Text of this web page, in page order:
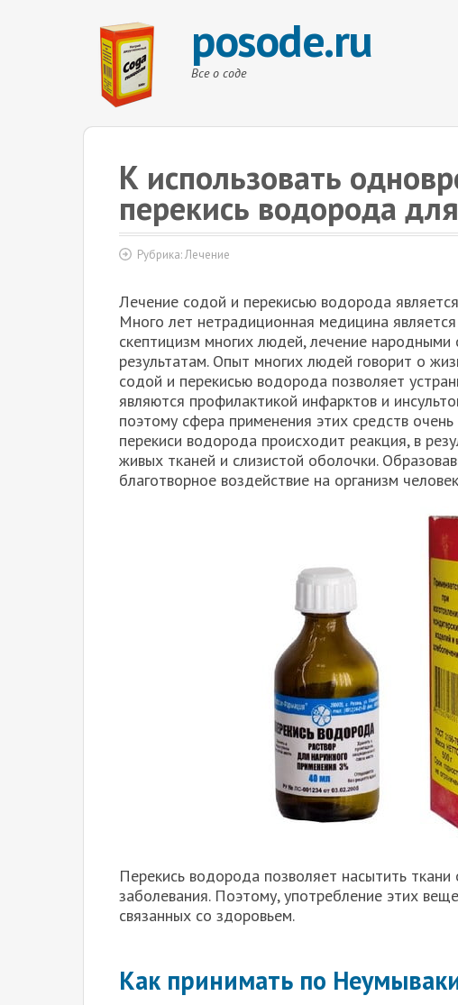
posode.ru
Все о соде
К использовать
перекись водорода
Рубрика:Лечение
Лечение содой и перекисью водорода
Много лет нетрадиционная медицина
скептицизм многих людей, лечение
результатам. Опыт многих людей говорит о
содой и перекисью водорода позволяет
являются профилактикой инфарктов и
поэтому сфера применения этих средств
перекиси водорода происходит реакция, в
живых тканей и слизистой оболочки.
благотворное воздействие на организм
Перекись водорода позволяет насытить
заболевания. Поэтому, употребление этих
связанных со здоровьем.
Как принимать по